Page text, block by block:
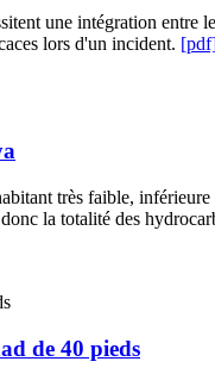
une intégration
lors d'un incident.
très faible,
la totalité des
de 40 pieds